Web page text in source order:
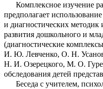
Комплексное изучение
предполагает
и диагностических методик
развития дошкольного и
(диагностические
И. Ю. Левченко, О. Н.
Н. И. Озерецкого, М. О.
обследования детей
Беседа с учителем,